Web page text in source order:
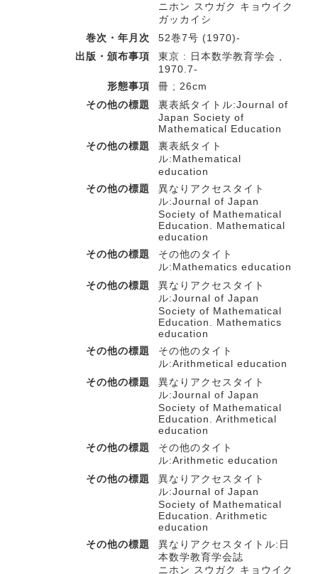
ニホン スウガク キョウイク
ガッカイシ
巻次・年月次
52巻7号 (1970)-
出版・頒布事項
東京 : 日本数学教育学会 ,
1970.7-
形態事項
冊 ; 26cm
その他の標題
裏表紙タイトル:Journal of
Japan Society of
Mathematical Education
その他の標題
裏表紙タイト
ル:Mathematical
education
その他の標題
異なりアクセスタイト
ル:Journal of Japan
Society of Mathematical
Education. Mathematical
education
その他の標題
その他のタイト
ル:Mathematics education
その他の標題
異なりアクセスタイト
ル:Journal of Japan
Society of Mathematical
Education. Mathematics
education
その他の標題
その他のタイト
ル:Arithmetical education
その他の標題
異なりアクセスタイト
ル:Journal of Japan
Society of Mathematical
Education. Arithmetical
education
その他の標題
その他のタイト
ル:Arithmetic education
その他の標題
異なりアクセスタイト
ル:Journal of Japan
Society of Mathematical
Education. Arithmetic
education
その他の標題
異なりアクセスタイトル:日
本数学教育学会誌
ニホン スウガク キョウイク